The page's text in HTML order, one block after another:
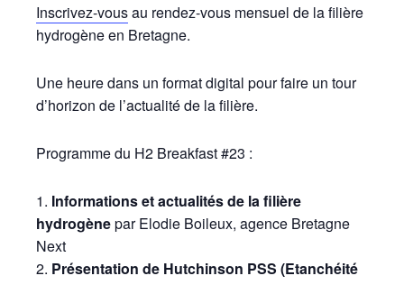
Inscrivez-vousau rendez-vous mensuel de la filière
hydrogène en Bretagne.
Une heure dans un format digital pour faire un tour
d’horizon de l’actualité de la filière.
Programme du H2 Breakfast #23 :
Informations et actualités de la filière
hydrogènepar Elodie Boileux, agence Bretagne
Next
Présentation de Hutchinson PSS (Etanchéité